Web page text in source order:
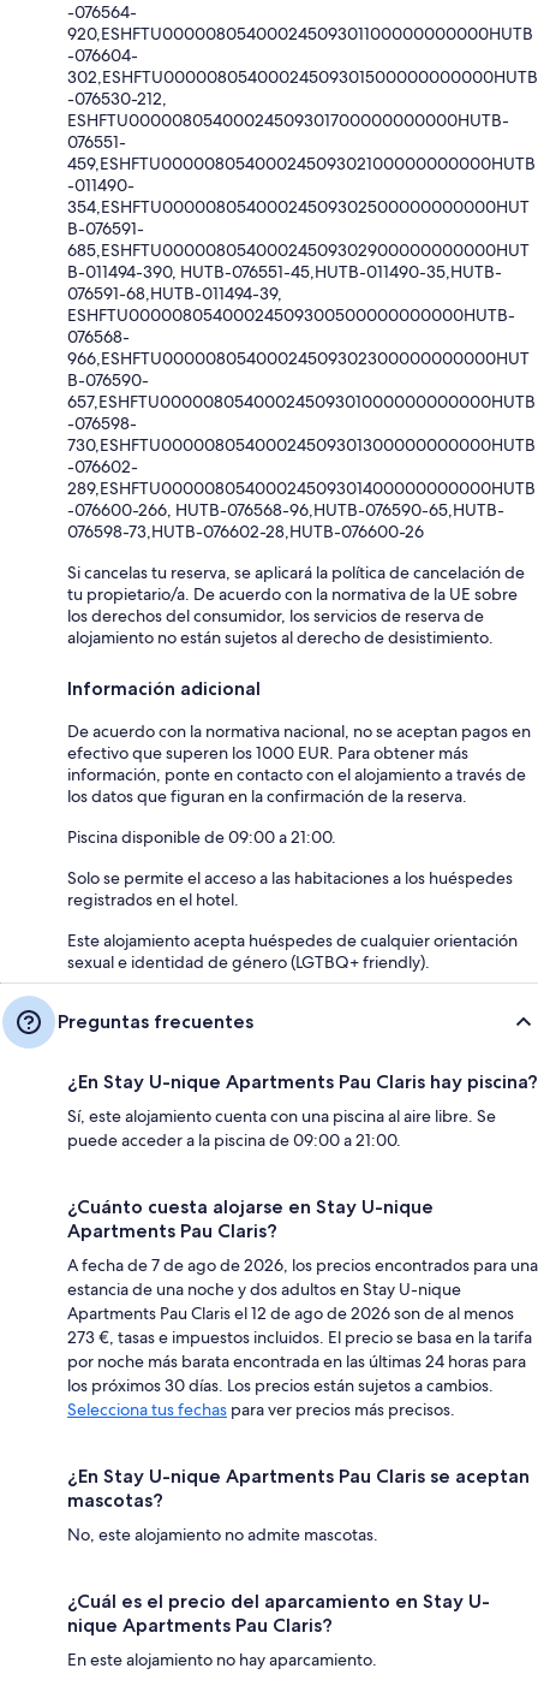
-076564-
920,ESHFTU00000805400024509301100000000000HUTB
-076604-
302,ESHFTU00000805400024509301500000000000HUTB
-076530-212,
ESHFTU00000805400024509301700000000000HUTB-
076551-
459,ESHFTU00000805400024509302100000000000HUTB
-011490-
354,ESHFTU00000805400024509302500000000000HUT
B-076591-
685,ESHFTU00000805400024509302900000000000HUT
B-011494-390, HUTB-076551-45,HUTB-011490-35,HUTB-
076591-68,HUTB-011494-39,
ESHFTU00000805400024509300500000000000HUTB-
076568-
966,ESHFTU00000805400024509302300000000000HUT
B-076590-
657,ESHFTU00000805400024509301000000000000HUTB
-076598-
730,ESHFTU00000805400024509301300000000000HUTB
-076602-
289,ESHFTU00000805400024509301400000000000HUTB
-076600-266, HUTB-076568-96,HUTB-076590-65,HUTB-
076598-73,HUTB-076602-28,HUTB-076600-26
Si cancelas tu reserva, se aplicará la política de cancelación de
tu propietario/a. De acuerdo con la normativa de la UE sobre
los derechos del consumidor, los servicios de reserva de
alojamiento no están sujetos al derecho de desistimiento.
Información adicional
De acuerdo con la normativa nacional, no se aceptan pagos en
efectivo que superen los 1000 EUR. Para obtener más
información, ponte en contacto con el alojamiento a través de
los datos que figuran en la confirmación de la reserva.
Piscina disponible de 09:00 a 21:00.
Solo se permite el acceso a las habitaciones a los huéspedes
registrados en el hotel.
Este alojamiento acepta huéspedes de cualquier orientación
sexual e identidad de género (LGTBQ+ friendly).
Preguntas frecuentes
¿En Stay U-nique Apartments Pau Claris hay piscina?
Sí, este alojamiento cuenta con una piscina al aire libre. Se
puede acceder a la piscina de 09:00 a 21:00.
¿Cuánto cuesta alojarse en Stay U-nique
Apartments Pau Claris?
A fecha de 7 de ago de 2026, los precios encontrados para una
estancia de una noche y dos adultos en Stay U-nique
Apartments Pau Claris el 12 de ago de 2026 son de al menos
273 €, tasas e impuestos incluidos. El precio se basa en la tarifa
por noche más barata encontrada en las últimas 24 horas para
los próximos 30 días. Los precios están sujetos a cambios.
Selecciona tus fechas para ver precios más precisos.
¿En Stay U-nique Apartments Pau Claris se aceptan
mascotas?
No, este alojamiento no admite mascotas.
¿Cuál es el precio del aparcamiento en Stay U-
nique Apartments Pau Claris?
En este alojamiento no hay aparcamiento.